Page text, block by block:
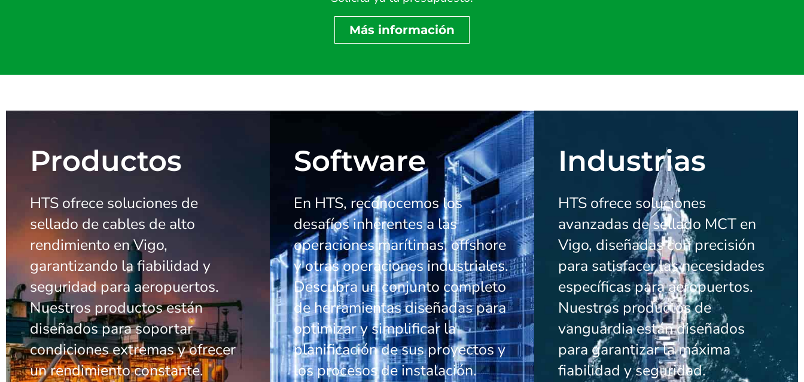
Más información
Productos
HTS ofrece soluciones de
sellado de cables de alto
rendimiento en Vigo,
garantizando la fiabilidad y
seguridad para aeropuertos.
Nuestros productos están
diseñados para soportar
condiciones extremas y ofrecer
un rendimiento constante.
Software
En HTS, reconocemos los
desafíos inherentes a las
operaciones marítimas, offshore
y otras operaciones industriales.
Descubra un conjunto completo
de herramientas diseñadas para
optimizar y simplificar la
planificación de sus proyectos y
los procesos de instalación.
Industrias
HTS ofrece soluciones
avanzadas de sellado MCT en
Vigo, diseñadas con precisión
para satisfacer las necesidades
específicas para aeropuertos.
Nuestros productos de
vanguardia están diseñados
para garantizar la máxima
fiabilidad y seguridad.